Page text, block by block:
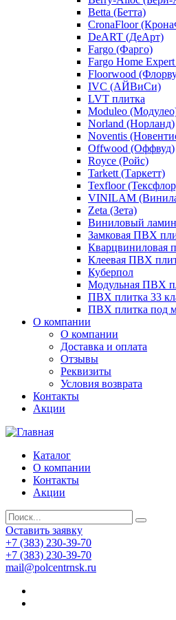
Betta (Бетта)
CronaFloor
DeART (ДеАрт)
Fargo (Фарго)
Fargo Home
Floorwood
IVC (АЙВиСи)
LVT плитка
Moduleo
Norland (Норланд)
Noventis
Offwood (Оффвуд)
Royce (Ройс)
Tarkett (Таркетт)
Texfloor
VINILAM
Zeta (Зета)
Виниловый
Замковая ПВХ
Кварцвиниловая
Клеевая ПВХ
Куберпол
Модульная ПВХ
ПВХ плитка 33
ПВХ плитка под
О компании
О компании
Доставка и оплата
Отзывы
Реквизиты
Условия возврата
Контакты
Акции
Каталог
О компании
Контакты
Акции
Оставить заявку
+7 (383) 230-39-70
+7 (383) 230-39-70
mail@polcentrnsk.ru